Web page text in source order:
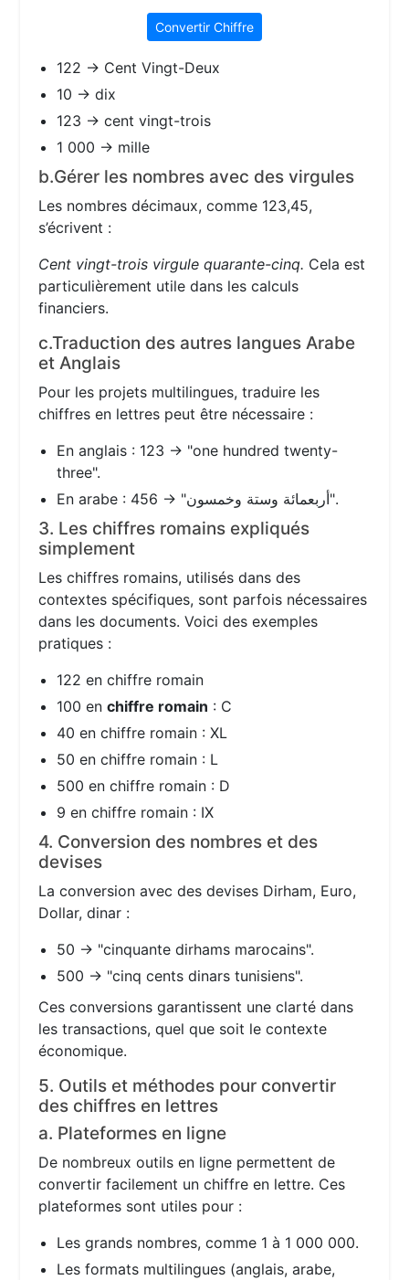
Convertir Chiffre
122 → Cent Vingt-Deux
10 → dix
123 → cent vingt-trois
1 000 → mille
b.Gérer les nombres avec des virgules
Les nombres décimaux, comme 123,45,
s’écrivent :
Cent vingt-trois virgule quarante-cinq. Cela est
particulièrement utile dans les calculs
financiers.
c.Traduction des autres langues Arabe
et Anglais
Pour les projets multilingues, traduire les
chiffres en lettres peut être nécessaire :
En anglais : 123 → "one hundred twenty-
three".
En arabe : 456 → "أربعمائة وستة وخمسون".
3. Les chiffres romains expliqués
simplement
Les chiffres romains, utilisés dans des
contextes spécifiques, sont parfois nécessaires
dans les documents. Voici des exemples
pratiques :
122 en chiffre romain
100 enchiffre romain : C
40 en chiffre romain : XL
50 en chiffre romain : L
500 en chiffre romain : D
9 en chiffre romain : IX
4. Conversion des nombres et des
devises
La conversion avec des devises Dirham, Euro,
Dollar, dinar :
50 → "cinquante dirhams marocains".
500 → "cinq cents dinars tunisiens".
Ces conversions garantissent une clarté dans
les transactions, quel que soit le contexte
économique.
5. Outils et méthodes pour convertir
des chiffres en lettres
a. Plateformes en ligne
De nombreux outils en ligne permettent de
convertir facilement un chiffre en lettre. Ces
plateformes sont utiles pour :
Les grands nombres, comme 1 à 1 000 000.
Les formats multilingues (anglais, arabe,